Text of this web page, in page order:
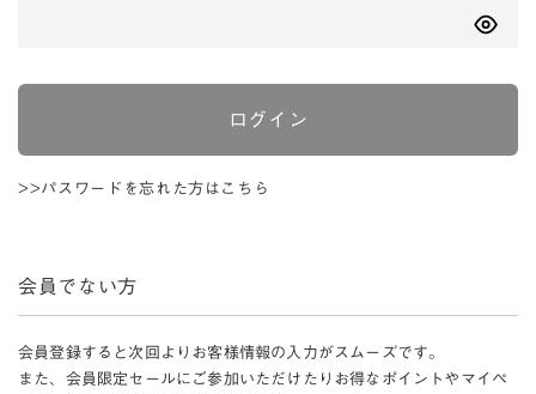
ログイン
>>パスワードを忘れた方はこちら
会員でない方
会員登録すると次回よりお客様情報の入力がスムーズです。
また、会員限定セールにご参加いただけたりお得なポイントやマイペ